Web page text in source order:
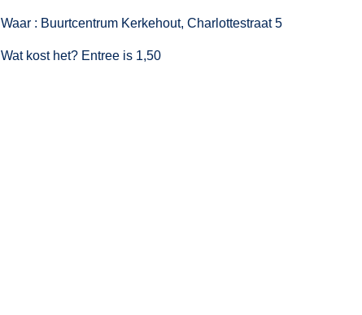
Waar : Buurtcentrum Kerkehout, Charlottestraat 5
Wat kost het? Entree is 1,50